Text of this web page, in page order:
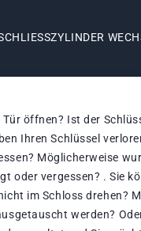
Tür öffnen? Ist der
Ihren Schlüssel
Möglicherweise
oder vergessen? . Sie
im Schloss drehen?
werden?